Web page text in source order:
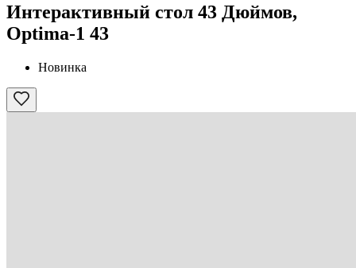
Интерактивный стол 43 Дюймов,
Optima-1 43
Новинка